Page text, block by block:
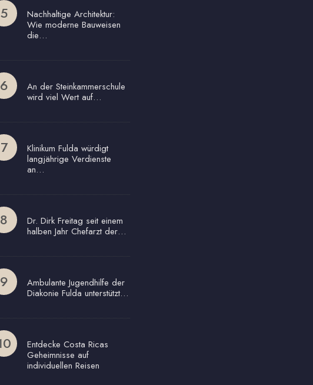
Nachhaltige Architektur:
Wie moderne Bauweisen
die…
An der Steinkammerschule
wird viel Wert auf…
Klinikum Fulda würdigt
langjährige Verdienste
an…
Dr. Dirk Freitag seit einem
halben Jahr Chefarzt der…
Ambulante Jugendhilfe der
Diakonie Fulda unterstützt…
Entdecke Costa Ricas
Geheimnisse auf
individuellen Reisen